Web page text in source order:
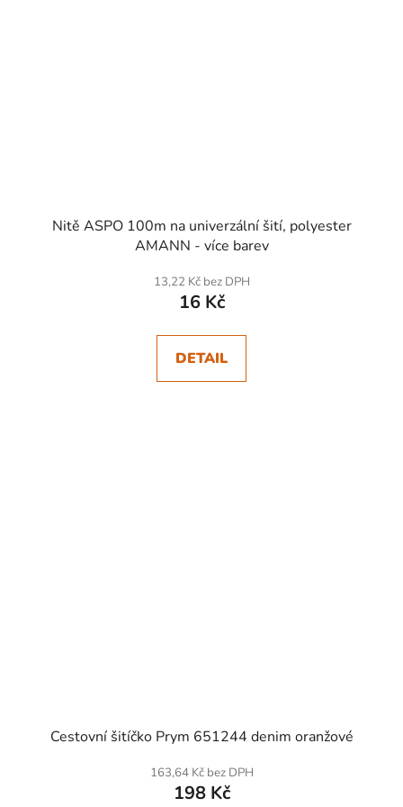
Nitě ASPO 100m na univerzální šití, polyester
AMANN - více barev
13,22 Kč bez DPH
16 Kč
DETAIL
Cestovní šitíčko Prym 651244 denim oranžové
163,64 Kč bez DPH
198 Kč